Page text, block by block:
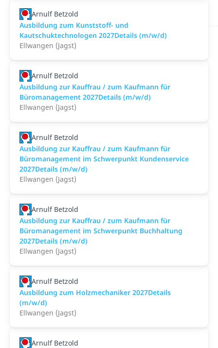
Arnulf Betzold
Ausbildung zum Kunststoff- und
Kautschuktechnologen 2027Details (m/w/d)
Ellwangen (Jagst)
Arnulf Betzold
Ausbildung zur Kauffrau / zum Kaufmann für
Büromanagement 2027Details (m/w/d)
Ellwangen (Jagst)
Arnulf Betzold
Ausbildung zur Kauffrau / zum Kaufmann für
Büromanagement im Schwerpunkt Kundenservice
2027Details (m/w/d)
Ellwangen (Jagst)
Arnulf Betzold
Ausbildung zur Kauffrau / zum Kaufmann für
Büromanagement im Schwerpunkt Buchhaltung
2027Details (m/w/d)
Ellwangen (Jagst)
Arnulf Betzold
Ausbildung zum Holzmechaniker 2027Details
(m/w/d)
Ellwangen (Jagst)
Arnulf Betzold